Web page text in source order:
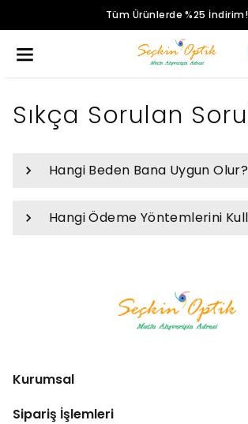
Tüm Ürünlerde %25 İndirim!
Sıkça Sorulan
Hangi Beden Bana Uygun Olur?
Hangi Ödeme Yöntemlerini
Kurumsal
Sipariş İşlemleri